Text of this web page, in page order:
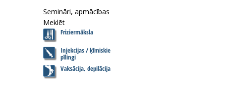
Semināri, apmācības
Meklēt
Friziermāksla
Injekcijas / ķīmiskie
pīlingi
Vaksācija, depilācija